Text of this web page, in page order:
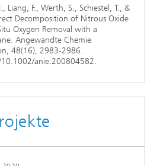
Liang, F., Werth, S., Schiestel, T., &
Decomposition of Nitrous Oxide
Oxygen Removal with a
Angewandte Chemie
48(16), 2983-2986.
anie.200804582.